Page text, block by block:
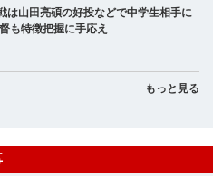
は山田亮碩の好投などで中学生相手に
も特徴把握に手応え
もっと見る